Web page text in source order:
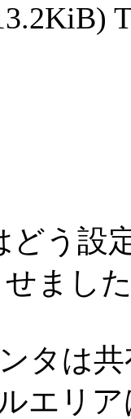
どう設
せまし
タは
エリ